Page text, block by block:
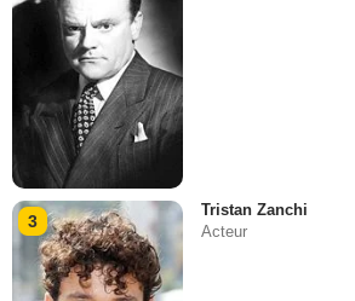
3
Tristan Zanchi
Acteur